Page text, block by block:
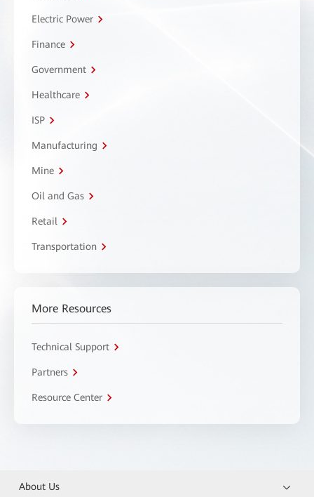
Electric Power
Finance
Government
Healthcare
ISP
Manufacturing
Mine
Oil and Gas
Retail
Transportation
More Resources
Technical Support
Partners
Resource Center
About Us